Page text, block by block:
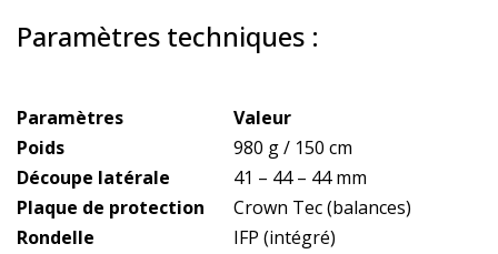
Paramètres techniques :
Paramètres
Valeur
Poids
980 g / 150 cm
Découpe latérale
41 – 44 – 44 mm
Plaque de protection
Crown Tec (balances)
Rondelle
IFP (intégré)